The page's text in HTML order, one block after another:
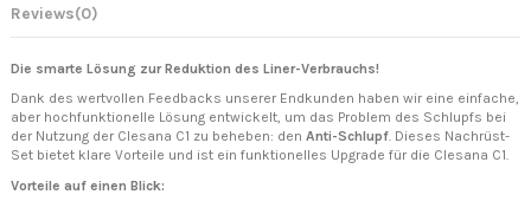
Reviews(0)
Die smarte Lösung zur Reduktion des Liner-Verbrauchs!
Dank des wertvollen Feedbacks unserer Endkunden haben wir eine einfache,
aber hochfunktionelle Lösung entwickelt, um das Problem des Schlupfs bei
der Nutzung der Clesana C1 zu beheben: den Anti-Schlupf. Dieses Nachrüst-
Set bietet klare Vorteile und ist ein funktionelles Upgrade für die Clesana C1.
Vorteile auf einen Blick: